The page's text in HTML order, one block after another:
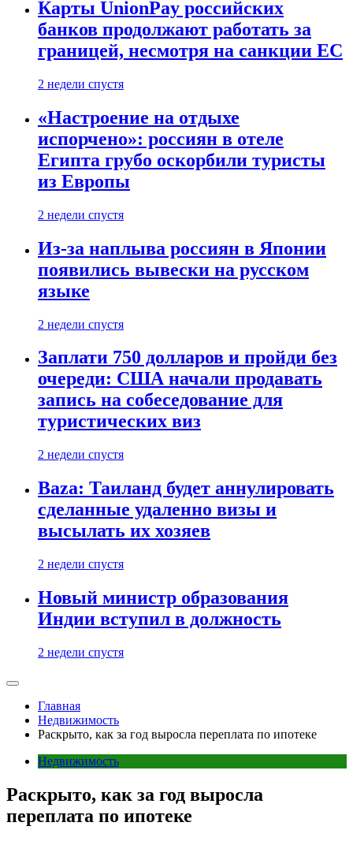
Карты UnionPay российских
банков продолжают работать за
границей, несмотря на санкции ЕС
2 недели спустя
«Настроение на отдыхе
испорчено»: россиян в отеле
Египта грубо оскорбили туристы
из Европы
2 недели спустя
Из-за наплыва россиян в Японии
появились вывески на русском
языке
2 недели спустя
Заплати 750 долларов и пройди без
очереди: США начали продавать
запись на собеседование для
туристических виз
2 недели спустя
Baza: Таиланд будет аннулировать
сделанные удаленно визы и
высылать их хозяев
2 недели спустя
Новый министр образования
Индии вступил в должность
2 недели спустя
Главная
Недвижимость
Раскрыто, как за год выросла переплата по ипотеке
Недвижимость
Раскрыто, как за год выросла
переплата по ипотеке